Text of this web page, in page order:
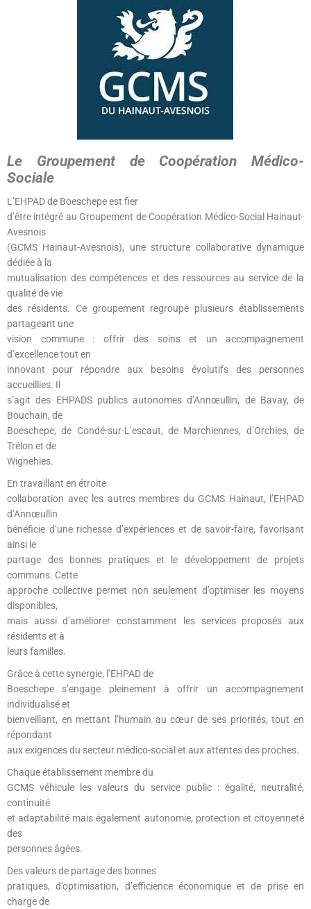
Le Groupement de Coopération Médico-
Sociale
L’EHPAD de Boeschepe est fier
d’être intégré au Groupement de Coopération Médico-Social Hainaut-
Avesnois
(GCMS Hainaut-Avesnois), une structure collaborative dynamique
dédiée à la
mutualisation des compétences et des ressources au service de la
qualité de vie
des résidents. Ce groupement regroupe plusieurs établissements
partageant une
vision commune : offrir des soins et un accompagnement
d’excellence tout en
innovant pour répondre aux besoins évolutifs des personnes
accueillies. Il
s’agit des EHPADS publics autonomes d’Annœullin, de Bavay, de
Bouchain, de
Boeschepe, de Condé-sur-L’escaut, de Marchiennes, d’Orchies, de
Trélon et de
Wignehies.
En travaillant en étroite
collaboration avec les autres membres du GCMS Hainaut, l’EHPAD
d’Annœullin
bénéficie d’une richesse d’expériences et de savoir-faire, favorisant
ainsi le
partage des bonnes pratiques et le développement de projets
communs. Cette
approche collective permet non seulement d’optimiser les moyens
disponibles,
mais aussi d’améliorer constamment les services proposés aux
résidents et à
leurs familles.
Grâce à cette synergie, l’EHPAD de
Boeschepe s’engage pleinement à offrir un accompagnement
individualisé et
bienveillant, en mettant l’humain au cœur de ses priorités, tout en
répondant
aux exigences du secteur médico-social et aux attentes des proches.
Chaque établissement membre du
GCMS véhicule les valeurs du service public : égalité, neutralité,
continuité
et adaptabilité mais également autonomie, protection et citoyenneté
des
personnes âgées.
Des valeurs de partage des bonnes
pratiques, d’optimisation, d’efficience économique et de prise en
charge de